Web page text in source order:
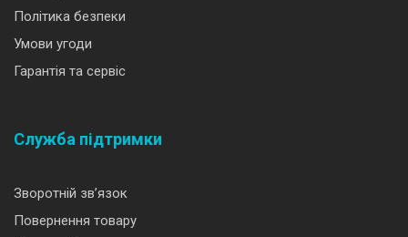
Політика безпеки
Умови угоди
Гарантія та сервіс
Служба підтримки
Зворотній зв’язок
Повернення товару